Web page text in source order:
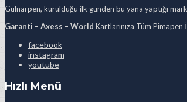
Gülnarpen, kurulduğu ilk günden bu yana yaptığı
Garanti – Axess – World Kartlarınıza Tüm
facebook
instagram
youtube
Hızlı Menü